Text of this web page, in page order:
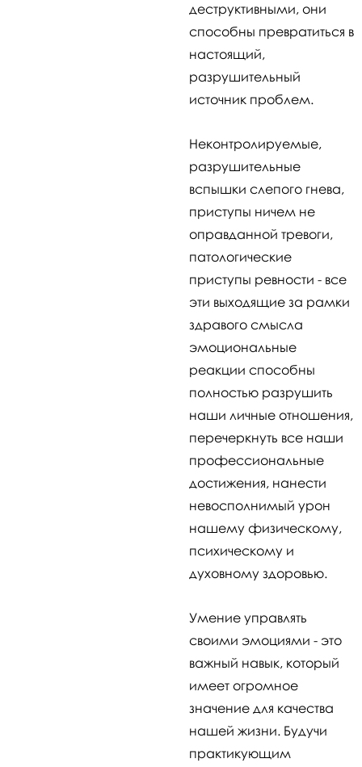
деструктивными, они
способны превратиться в
настоящий,
разрушительный
источник проблем.
Неконтролируемые,
разрушительные
вспышки слепого гнева,
приступы ничем не
оправданной тревоги,
патологические
приступы ревности - все
эти выходящие за рамки
здравого смысла
эмоциональные
реакции способны
полностью разрушить
наши личные отношения,
перечеркнуть все наши
профессиональные
достижения, нанести
невосполнимый урон
нашему физическому,
психическому и
духовному здоровью.
Умение управлять
своими эмоциями - это
важный навык, который
имеет огромное
значение для качества
нашей жизни. Будучи
практикующим